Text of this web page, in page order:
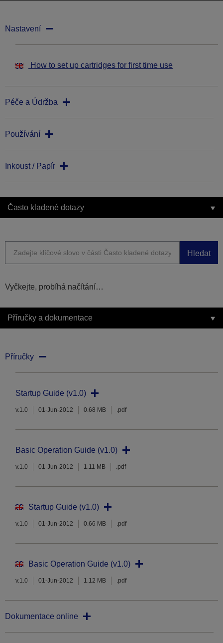
Nastavení
How to set up cartridges for first time use
Péče a Údržba
Používání
Inkoust / Papír
Často kladené dotazy
Hledat
Vyčkejte, probíhá načítání…
Příručky a dokumentace
Příručky
Startup Guide (v1.0)
v.1.0 01-Jun-2012 0.68 MB .pdf
Basic Operation Guide (v1.0)
v.1.0 01-Jun-2012 1.11 MB .pdf
Startup Guide (v1.0)
v.1.0 01-Jun-2012 0.66 MB .pdf
Basic Operation Guide (v1.0)
v.1.0 01-Jun-2012 1.12 MB .pdf
Dokumentace online